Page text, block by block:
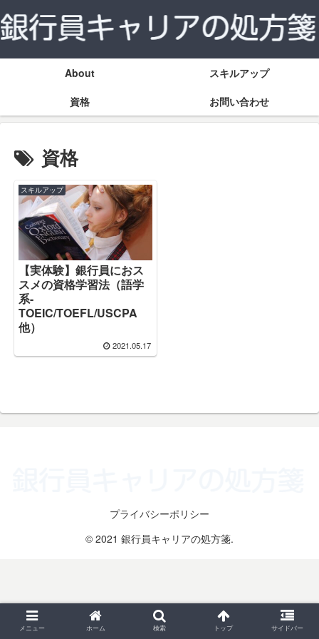
About
スキルアップ
資格
お問い合わせ
資格
スキルアップ
【実体験】銀行員におス
スメの資格学習法（語学
系-
TOEIC/TOEFL/USCPA
他）
2021.05.17
プライバシーポリシー
© 2021 銀行員キャリアの処方箋.
メニュー ホーム 検索 トップ サイドバー